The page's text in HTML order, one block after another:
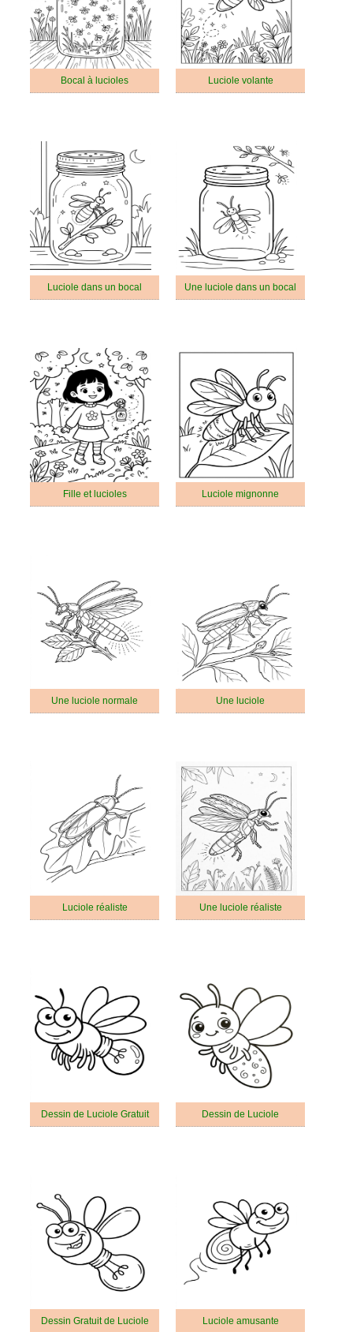
Bocal à lucioles Luciole volante
Luciole dans un bocal Une luciole dans un bocal
Fille et lucioles Luciole mignonne
Une luciole normale Une luciole
Luciole réaliste Une luciole réaliste
Dessin de Luciole Gratuit Dessin de Luciole
Dessin Gratuit de Luciole Luciole amusante